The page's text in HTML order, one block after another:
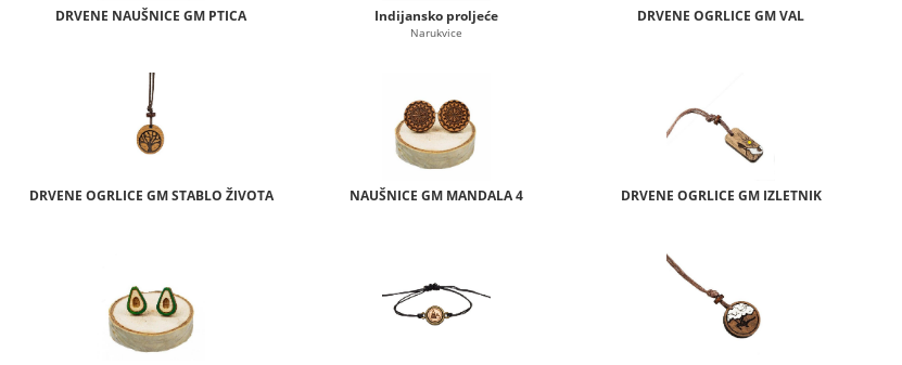
DRVENE NAUŠNICE GM PTICA Indijansko proljeće
Narukvice
DRVENE OGRLICE GM VAL
DRVENE OGRLICE GM STABLO ŽIVOTA NAUŠNICE GM MANDALA 4 DRVENE OGRLICE GM IZLETNIK